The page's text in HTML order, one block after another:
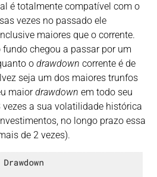
é totalmente compatível com o
vezes no passado ele
maiores que o corrente.
fundo chegou a passar por um
o drawdown corrente é de
seja um dos maiores trunfos
maiordrawdown em todo seu
a sua volatilidade histórica
no longo prazo essa
de 2 vezes).